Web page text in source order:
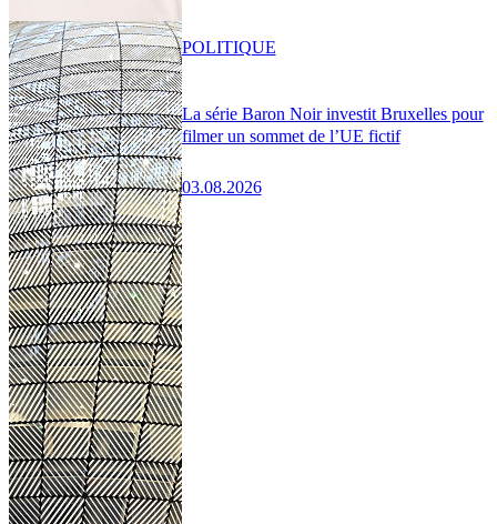
La série Baron Noir investit Bruxelles pour
filmer un sommet de l’UE fictif
03.08.2026
POLITIQUE